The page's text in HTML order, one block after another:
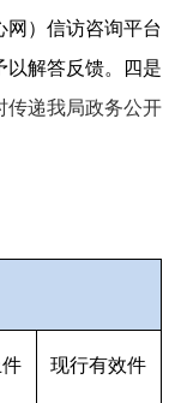
网）信访咨询平台
以解答反馈。四是
传递我局政务公开
现行有效件